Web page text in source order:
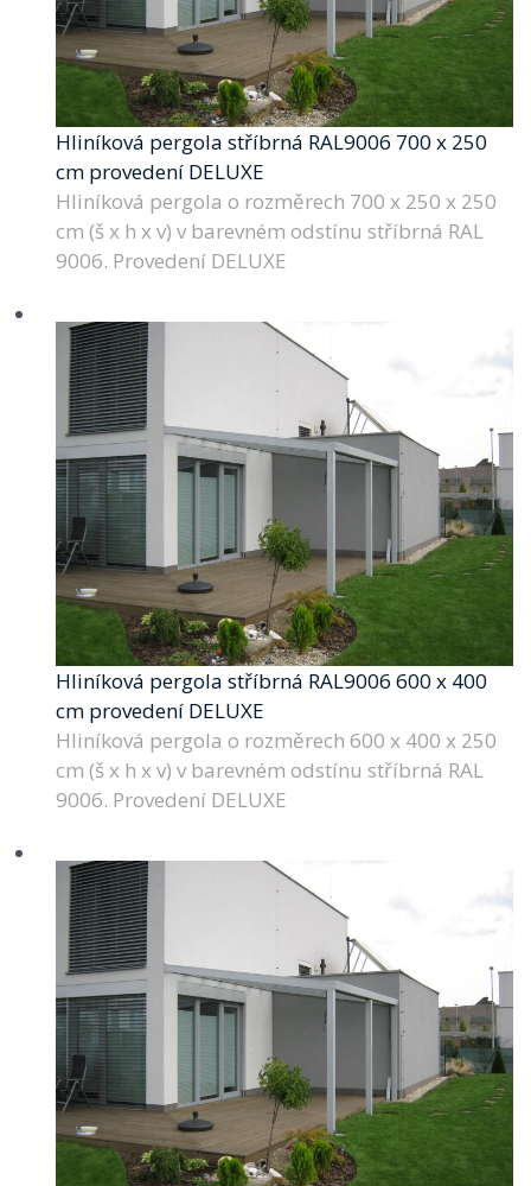
Hliníková pergola stříbrná RAL9006 700 x 250
cm provedení DELUXE
Hliníková pergola o rozměrech 700 x 250 x 250
cm (š x h x v) v barevném odstínu stříbrná RAL
9006. Provedení DELUXE
Hliníková pergola stříbrná RAL9006 600 x 400
cm provedení DELUXE
Hliníková pergola o rozměrech 600 x 400 x 250
cm (š x h x v) v barevném odstínu stříbrná RAL
9006. Provedení DELUXE